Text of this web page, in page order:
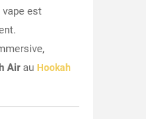
vape est
Airau Hookah